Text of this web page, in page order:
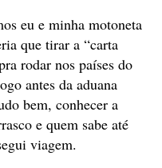
eu e minha motoneta
que tirar a “carta
rodar nos países do
antes da aduana
bem, conhecer a
e quem sabe até
viagem.